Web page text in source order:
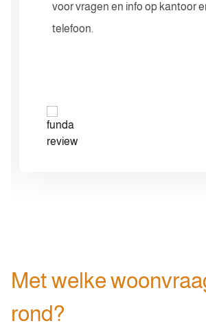
voor vragen en info op kantoor
telefoon.
Met welke
rond?